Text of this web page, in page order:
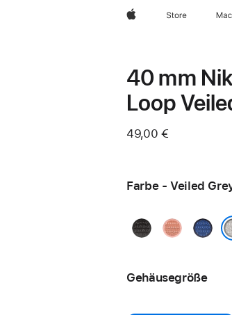
Apple Store Mac
40 mm
Loop
49,00 €
Farbe - Veiled
MidnightAlpenglow
Blue
Ribbon
Gehäusegröße